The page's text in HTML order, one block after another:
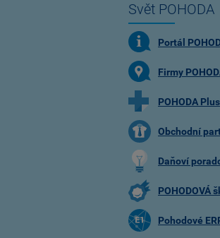
Svět POHODA
Portál
Firmy
POHODA Plus
Obchodní
Daňoví
POHODOVÁ
Pohodové